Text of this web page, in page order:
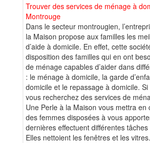
Trouver des services de ménage à
Montrouge
Dans le secteur montrougien,
la Maison propose aux familles les
d’aide à domicile. En effet, cette
disposition des familles qui en ont
de ménage capables d’aider dans
: le ménage à domicile, la garde
domicile et le repassage à domicile.
vous recherchez des services de
Une Perle à la Maison vous mettra en
des femmes disposées à vous
dernières effectuent différentes
Elles nettoient les fenêtres et les